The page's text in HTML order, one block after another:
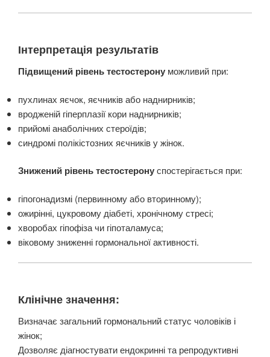
Інтерпретація результатів
Підвищений рівень тестостерону можливий при:
пухлинах яєчок, яєчників або наднирників;
вродженій гіперплазії кори наднирників;
прийомі анаболічних стероїдів;
синдромі полікістозних яєчників у жінок.
Знижений рівень тестостеронуспостерігається при:
гіпогонадизмі (первинному або вторинному);
ожирінні, цукровому діабеті, хронічному стресі;
хворобах гіпофіза чи гіпоталамуса;
віковому зниженні гормональної активності.
Клінічне значення:
Визначає загальний гормональний статус чоловіків і
жінок;
Дозволяє діагностувати ендокринні та репродуктивні